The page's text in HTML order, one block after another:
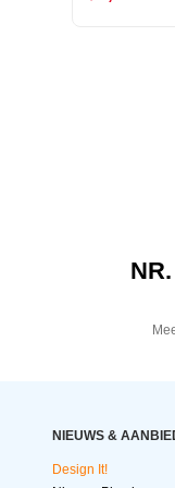
NIEUWS &
Design It!